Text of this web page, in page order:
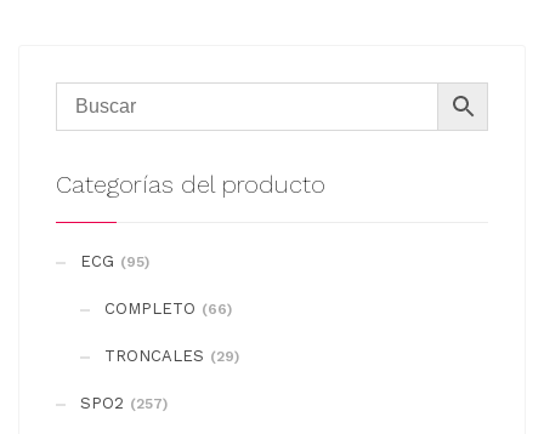
múltiples
Las
pueden
elegir
página
Categorías del producto
ECG (95)
COMPLETO (66)
TRONCALES (29)
SPO2 (257)